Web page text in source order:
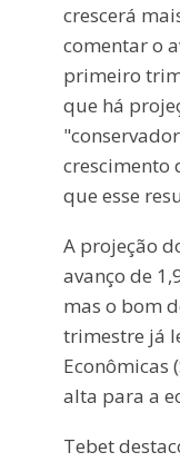
crescerá
comentar o
primeiro
que há
crescimento
que esse
A projeção
avanço de
mas o bom
trimestre já
Econômicas
alta para a
Tebet